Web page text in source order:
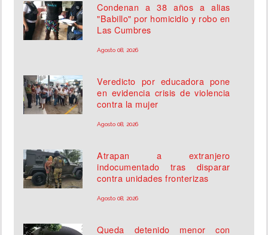
Condenan a 38 años a alias
"Babillo" por homicidio y robo en
Las Cumbres
Agosto 08, 2026
Veredicto por educadora pone
en evidencia crisis de violencia
contra la mujer
Agosto 08, 2026
Atrapan a extranjero
indocumentado tras disparar
contra unidades fronterizas
Agosto 08, 2026
Queda detenido menor con